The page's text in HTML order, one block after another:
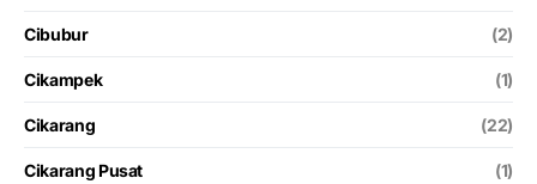
Cibubur (2)
Cikampek (1)
Cikarang (22)
Cikarang Pusat (1)